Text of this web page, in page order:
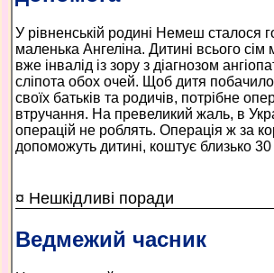
У рівненській родині Немеш сталося
маленька Ангеліна. Дитині всього сім
вже інвалід із зору з діагнозом
сліпота обох очей. Щоб дитя
своїх батьків та родичів, потрібне
втручання. На превеликий жаль, в
операцій не роблять. Операція ж за
допоможуть дитині, коштує близько
¤ Нешкідливі поради
Ведмежий часник